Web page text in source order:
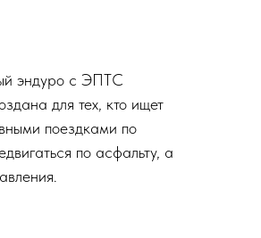
эндуро с ЭПТС
для тех, кто ищет
поездками по
по асфальту, а